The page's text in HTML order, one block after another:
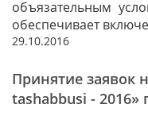
объязательным
обеспечивает
29.10.2016
Принятие заявок
tashabbusi - 2016»